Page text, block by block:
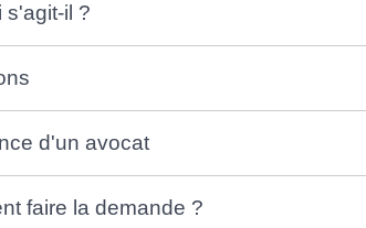
s'agit-il ?
d'un avocat
faire la demande ?